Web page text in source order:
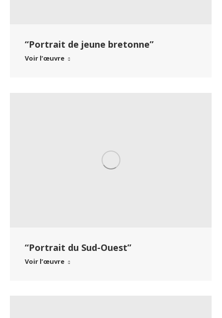
“Portrait de jeune bretonne”
Voir l’œuvre
“Portrait du Sud-Ouest”
Voir l’œuvre